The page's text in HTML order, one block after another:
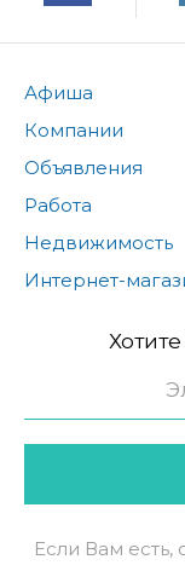
Афиша
Компании
Объявления
Работа
Недвижимость
Интернет-
Если Вам есть,